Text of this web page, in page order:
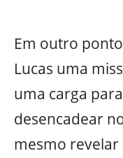
Em outro
Lucas uma
uma carga
desencadear
mesmo revelar